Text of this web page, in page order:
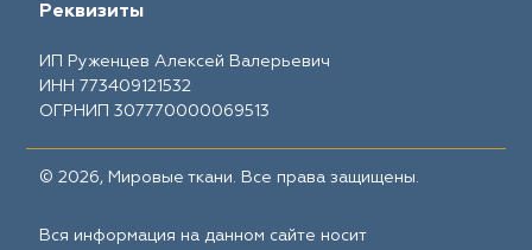
Реквизиты
ИП Руженцев Алексей Валерьевич
ИНН 773409121532
ОГРНИП 307770000069513
© 2026, Мировые ткани. Все права защищены.
Вся информация на данном сайте носит